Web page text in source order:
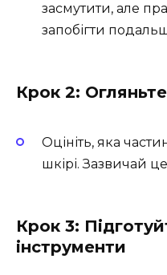
засмутити, але
запобігти
Крок 2:
Оцініть, яка
шкірі. Зазвичай
Крок 3:
інструменти